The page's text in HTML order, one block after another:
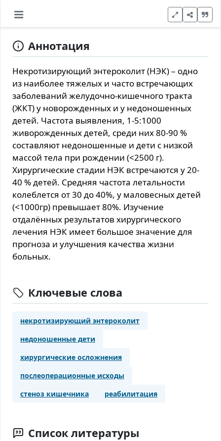
Аннотация
Некротизирующий энтероколит (НЭК) – одно
из наиболее тяжелых и часто встречающих
заболеваний желудочно-кишечного тракта
(ЖКТ) у новорожденных и у недоношенных
детей. Частота выявления, 1-5:1000
живорожденных детей, среди них 80-90 %
составляют недоношенные и дети с низкой
массой тела при рождении (<2500 г).
Хирургические стадии НЭК встречаются у 20-
40 % детей. Средняя частота летальности
колеблется от 30 до 40%, у маловесных детей
(<1000гр) превышает 80%. Изучение
отдалённых результатов хирургического
лечения НЭК имеет большое значение для
прогноза и улучшения качества жизни
больных.
Ключевые слова
некротизирующий энтероколит
недоношенные дети
хирургические осложнения
послеоперационные исходы
стеноз кишечника
реабилитация
Список литературы